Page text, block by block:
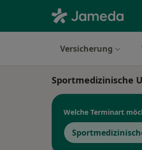
Versicherung
Sportmedizinische
Welche Terminart